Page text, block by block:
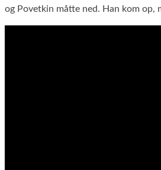
og Povetkin måtte ned. Han kom op,